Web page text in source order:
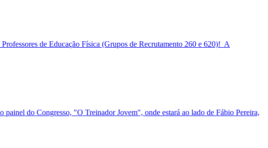
de Educação Física (Grupos de Recrutamento 260 e 620)! A
do Congresso, "O Treinador Jovem", onde estará ao lado de Fábio Pereira,